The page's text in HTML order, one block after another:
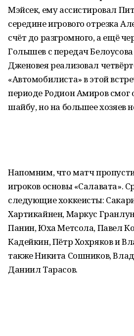
Мэйсек, ему ассистировал
середине игрового отрезка
счёт до разгромного, а ещё
Голышев с передач
Дженовея реализовал
«Автомобилиста» в этой
периоде Родион Амиров смог
шайбу, но на большее хозяев
Напомним, что матч
игроков основы «Салавата».
следующие хоккеисты:
Хартикайнен, Маркус
Панин, Юха Метсола, Павел
Кадейкин, Пётр Хохряков и
также Никита Сошников,
Даниил Тарасов.